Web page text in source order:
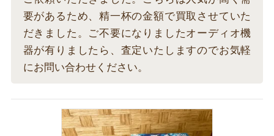
要があるため、精一杯の金額で買取させていた
だきました。ご不要になりましたオーディオ機
器が有りましたら、査定いたしますのでお気軽
にお問い合わせください。